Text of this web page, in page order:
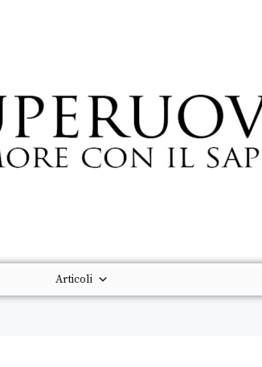
Articoli